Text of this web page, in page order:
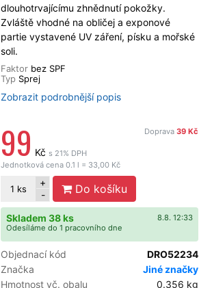
dlouhotrvajícímu zhnědnutí pokožky.
Zvláště vhodné na obličej a exponové
partie vystavené UV záření, písku a mořské
soli.
Faktor bez SPF
Typ Sprej
Zobrazit podrobnější popis
Doprava 39 Kč
99 Kč s 21% DPH
Jednotková cena 0.1 l = 33,00 Kč
1 ks
+
-
Do košíku
8.8. 12:33
Skladem 38 ks
Odesíláme do 1 pracovního dne
Objednací kód
DRO52234
Značka
Jiné značky
Hmotnost vč. obalu
0.356 kg